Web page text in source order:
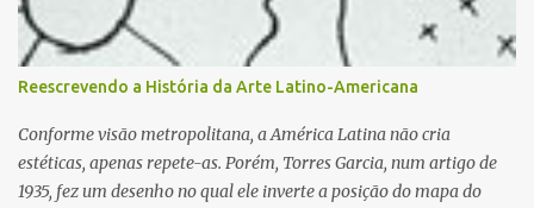
anos de 1834 e 1839. Contextualizando historicamente, podemos
colocar a vinda da família real para o Brasil um processo
importante na possibilidade de artistas estrangeiros virem ao país
abertura dos portos as naç...
Reescrevendo a História da Arte Latino-Americana
Conforme visão metropolitana, a América Latina não cria
estéticas, apenas repete-as. Porém, Torres Garcia, num artigo de
1935, fez um desenho no qual ele inverte a posição do mapa do